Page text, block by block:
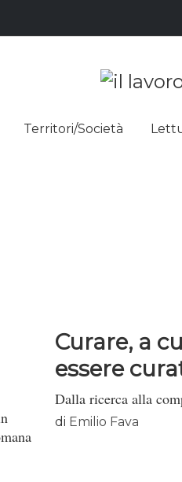
Territori/Società
Curare, a
essere
Dalla ricerca alla
di Emilio Fava